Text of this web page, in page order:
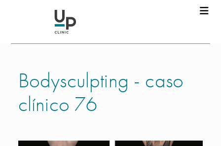
Bodysculpting - caso
clínico 76